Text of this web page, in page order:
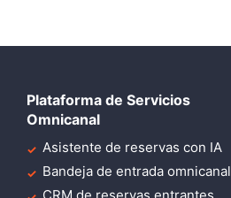
Plataforma de Servicios
Omnicanal
Asistente de reservas con IA
Bandeja de entrada omnicanal
CRM de reservas entrantes